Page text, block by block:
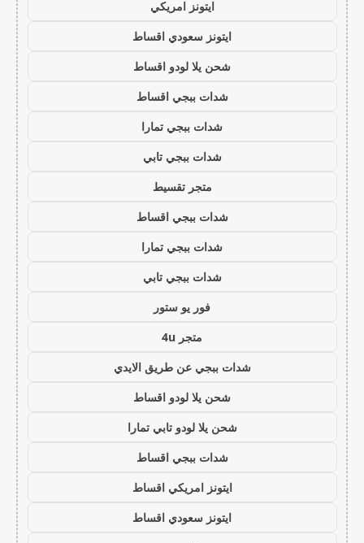
ايتونز امريكي
ايتونز سعودي اقساط
شحن يلا لودو اقساط
شدات ببجي اقساط
شدات ببجي تمارا
شدات ببجي تابي
متجر تقسيط
شدات ببجي اقساط
شدات ببجي تمارا
شدات ببجي تابي
فور يو ستور
متجر 4u
شدات ببجي عن طريق الايدي
شحن يلا لودو اقساط
شحن يلا لودو تابي تمارا
شدات ببجي اقساط
ايتونز امريكي اقساط
ايتونز سعودي اقساط